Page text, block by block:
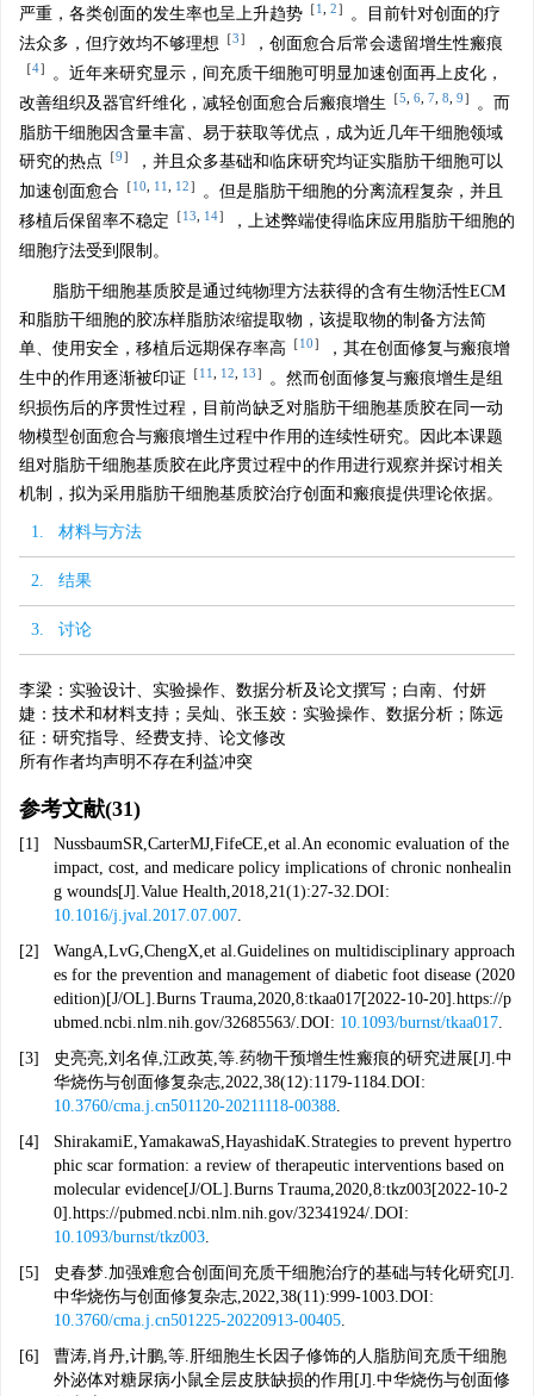
严重，各类创面的发生率也呈上升趋势 ［1 2］ 。目前针对创面的疗
法众多，但疗效均不够理想 ［3］ ，创面愈合后常会遗留增生性瘢痕
［4］ 。近年来研究显示，间充质干细胞可明显加速创面再上皮化，
改善组织及器官纤维化，减轻创面愈合后瘢痕增生 ［5 6 7 8 9］ 。而
脂肪干细胞因含量丰富、易于获取等优点，成为近几年干细胞领域
研究的热点 ［9］
，并且众多基础和临床研究均证实脂肪干细胞可以
加速创面愈合 ［10 11 12］ 。但是脂肪干细胞的分离流程复杂，并且
移植后保留率不稳定 ［13 14］
，上述弊端使得临床应用脂肪干细胞的
细胞疗法受到限制。
脂肪干细胞基质胶是通过纯物理方法获得的含有生物活性ECM
和脂肪干细胞的胶冻样脂肪浓缩提取物，该提取物的制备方法简
单、使用安全，移植后远期保存率高 ［10］
，其在创面修复与瘢痕增
生中的作用逐渐被印证 ［11 12 13］ 。然而创面修复与瘢痕增生是组
织损伤后的序贯性过程，目前尚缺乏对脂肪干细胞基质胶在同一动
物模型创面愈合与瘢痕增生过程中作用的连续性研究。因此本课题
组对脂肪干细胞基质胶在此序贯过程中的作用进行观察并探讨相关
机制，拟为采用脂肪干细胞基质胶治疗创面和瘢痕提供理论依据。
1. 材料与方法
2. 结果
3. 讨论
李梁：实验设计、实验操作、数据分析及论文撰写；白南、付妍
婕：技术和材料支持；吴灿、张玉姣：实验操作、数据分析；陈远
征：研究指导、经费支持、论文修改
所有作者均声明不存在利益冲突
参考文献(31)
[1]
NussbaumSR,CarterMJ,FifeCE,et al.An economic evaluation of the
impact, cost, and medicare policy implications of chronic nonhealin
g wounds[J].Value Health,2018,21(1):27-32.DOI:
10.1016/j.jval.2017.07.007.
[2]
WangA,LvG,ChengX,et al.Guidelines on multidisciplinary approach
es for the prevention and management of diabetic foot disease (2020
edition)[J/OL].Burns Trauma,2020,8:tkaa017[2022-10-20].https://p
ubmed.ncbi.nlm.nih.gov/32685563/.DOI: 10.1093/burnst/tkaa017.
[3]
史亮亮,刘名倬,江政英,等.药物干预增生性瘢痕的研究进展[J].中
华烧伤与创面修复杂志,2022,38(12):1179-1184.DOI:
10.3760/cma.j.cn501120-20211118-00388.
[4]
ShirakamiE,YamakawaS,HayashidaK.Strategies to prevent hypertro
phic scar formation: a review of therapeutic interventions based on
molecular evidence[J/OL].Burns Trauma,2020,8:tkz003[2022-10-2
0].https://pubmed.ncbi.nlm.nih.gov/32341924/.DOI:
10.1093/burnst/tkz003.
[5]
史春梦.加强难愈合创面间充质干细胞治疗的基础与转化研究[J].
中华烧伤与创面修复杂志,2022,38(11):999-1003.DOI:
10.3760/cma.j.cn501225-20220913-00405.
[6]
曹涛,肖丹,计鹏,等.肝细胞生长因子修饰的人脂肪间充质干细胞
外泌体对糖尿病小鼠全层皮肤缺损的作用[J].中华烧伤与创面修